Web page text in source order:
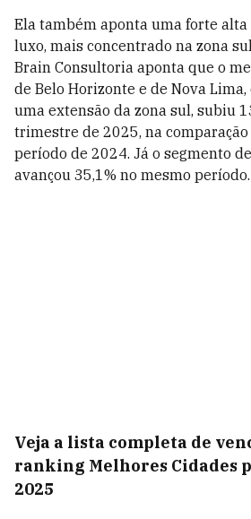
Ela também aponta uma forte alta
luxo, mais concentrado na zona
Brain Consultoria aponta que o
de Belo Horizonte e de Nova
uma extensão da zona sul, subiu
trimestre de 2025, na
período de 2024. Já o segmento
avançou 35,1% no mesmo período.
Veja a lista completa de
ranking Melhores Cidades
2025